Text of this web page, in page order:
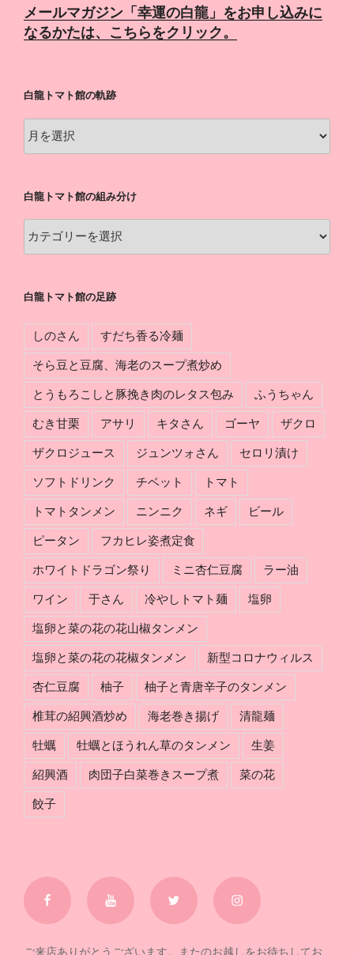
メールマガジン「幸運の白龍」をお申し込みに
なるかたは、こちらをクリック。
白龍トマト館の軌跡
龍
ト
館
の
白龍トマト館の組み分け
龍
ト
館
み
分
白龍トマト館の足跡
しのさん すだち香る冷麺
そら豆と豆腐、海老のスープ煮炒め
とうもろこしと豚挽き肉のレタス包み ふうちゃん
むき甘栗 アサリ キタさん ゴーヤ ザクロ
ザクロジュース ジュンツォさん セロリ漬け
ソフトドリンク チベット トマト
トマトタンメン ニンニク ネギ ビール
ピータン フカヒレ姿煮定食
ホワイトドラゴン祭り ミニ杏仁豆腐 ラー油
ワイン 于さん 冷やしトマト麺 塩卵
塩卵と菜の花の花山椒タンメン
塩卵と菜の花の花椒タンメン 新型コロナウィルス
杏仁豆腐 柚子 柚子と青唐辛子のタンメン
椎茸の紹興酒炒め 海老巻き揚げ 清龍麺
牡蠣 牡蠣とほうれん草のタンメン 生姜
紹興酒 肉団子白菜巻きスープ煮 菜の花
餃子
Facebook YouTube Twitter Instagram
ご来店ありがとうございます。またのお越しをお待ちしてお